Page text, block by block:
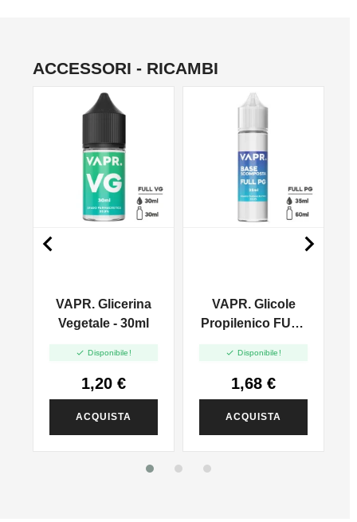
ACCESSORI - RICAMBI
VAPR. Glicerina
Vegetale - 30ml
 Disponibile!
1,20 €
ACQUISTA
VAPR. Glicole
Propilenico FULL
 Disponibile!
1,68 €
ACQUISTA
 